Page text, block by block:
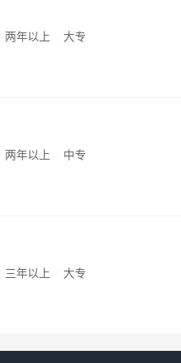
进行全方位的媒介传播，不断掀
已发展为国内体育用品行业的知
两年以上 大专
两年以上 中专
三年以上 大专